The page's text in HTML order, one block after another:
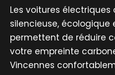
Les voitures
silencieuse, écologique
permettent de réduire
votre empreinte
Vincennes